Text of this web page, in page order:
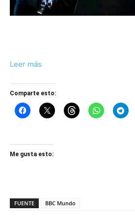
Leer más
Comparte esto:
Me gusta esto:
FUENTE BBC Mundo